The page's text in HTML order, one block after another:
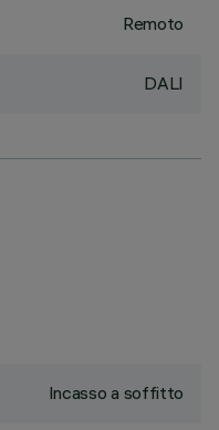
Remoto
DALI
Incasso a soffitto